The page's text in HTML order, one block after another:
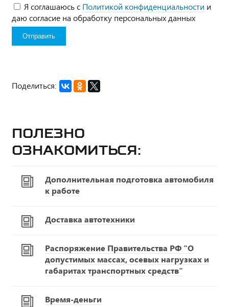
Я соглашаюсь с Политикой конфиденциальности и
даю согласие на обработку персональных данных
Поделиться:
Полезно
ознакомиться:
Дополнительная подготовка автомобиля
к работе
Доставка автотехники
Распоряжение Правительства РФ "О
допустимых массах, осевых нагрузках и
габаритах транспортных средств"
Время-деньги